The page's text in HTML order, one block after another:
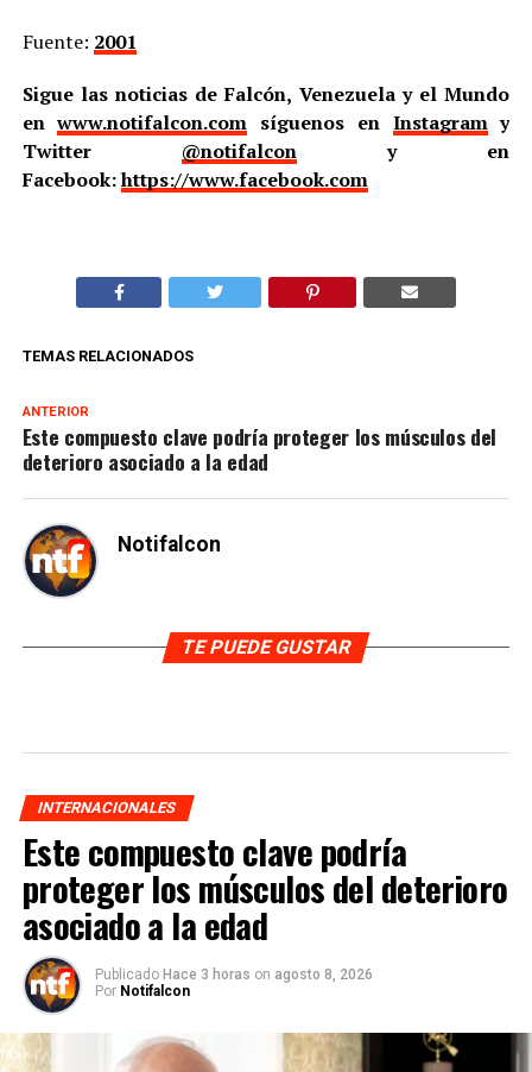
Fuente: 2001
Sigue las noticias de Falcón, Venezuela y el Mundo
enwww.notifalcon.com síguenos en Instagramy
Twitter @notifalcony en
Facebook:https://www.facebook.com
TEMAS RELACIONADOS
ANTERIOR
Este compuesto clave podría proteger los músculos del
deterioro asociado a la edad
Notifalcon
TE PUEDE GUSTAR
INTERNACIONALES
Este compuesto clave podría
proteger los músculos del deterioro
asociado a la edad
Publicado Hace 3 horas on agosto 8, 2026
Por Notifalcon